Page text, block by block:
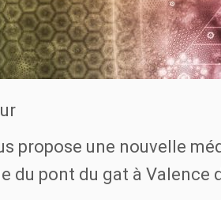
propose une nouvelle
du pont du gat à Valence